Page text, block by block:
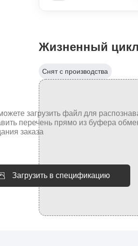
Жизненный
Снят с производства
Загрузить в спецификацию